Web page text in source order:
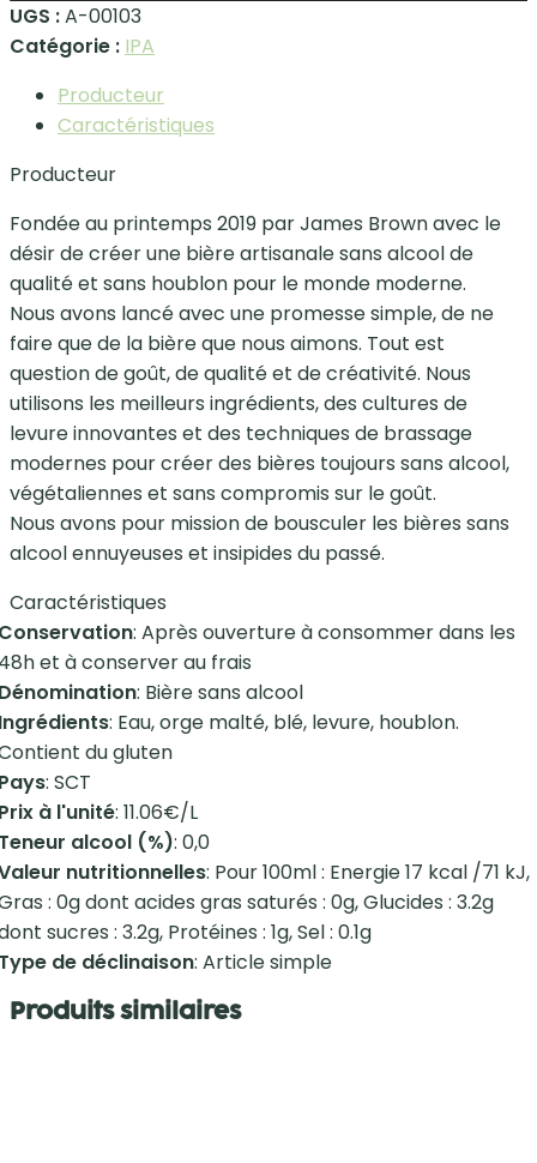
UGS :A-00103
Catégorie : IPA
Producteur
Caractéristiques
Producteur
Fondée au printemps 2019 par James Brown avec le
désir de créer une bière artisanale sans alcool de
qualité et sans houblon pour le monde moderne.
Nous avons lancé avec une promesse simple, de ne
faire que de la bière que nous aimons. Tout est
question de goût, de qualité et de créativité. Nous
utilisons les meilleurs ingrédients, des cultures de
levure innovantes et des techniques de brassage
modernes pour créer des bières toujours sans alcool,
végétaliennes et sans compromis sur le goût.
Nous avons pour mission de bousculer les bières sans
alcool ennuyeuses et insipides du passé.
Caractéristiques
: Après ouverture à consommer dans les
et à conserver au frais
: Bière sans alcool
: Eau, orge malté, blé, levure, houblon.
du gluten
: SCT
à l'unité: 11.06€/L
alcool (%): 0,0
nutritionnelles: Pour 100ml : Energie 17 kcal /71 kJ,
: 0g dont acides gras saturés : 0g, Glucides : 3.2g
sucres : 3.2g, Protéines : 1g, Sel : 0.1g
de déclinaison: Article simple
Produits similaires